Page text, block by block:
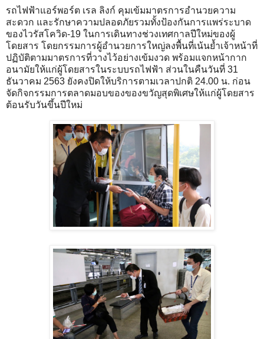
รถไฟฟ้าแอร์พอร์ต เรล ลิงก์ คุมเข้มมาตรการอำนวยความ
สะดวก และรักษาความปลอดภัยรวมทั้งป้องกันการแพร่ระบาด
ของไวรัสโควิด-19 ในการเดินทางช่วงเทศกาลปีใหม่ของผู้
โดยสาร โดยกรรมการผู้อำนวยการใหญ่ลงพื้นที่เน้นย้ำเจ้าหน้าที่
ปฏิบัติตามมาตรการที่วางไว้อย่างเข้มงวด พร้อมแจกหน้ากาก
อนามัยให้แก่ผู้โดยสารในระบบรถไฟฟ้า ส่วนในคืนวันที่ 31
ธันวาคม 2563 ยังคงปิดให้บริการตามเวลาปกติ 24.00 น. ก่อน
จัดกิจกรรมการตลาดมอบของของขวัญสุดพิเศษให้แก่ผู้โดยสาร
ต้อนรับวันขึ้นปีใหม่